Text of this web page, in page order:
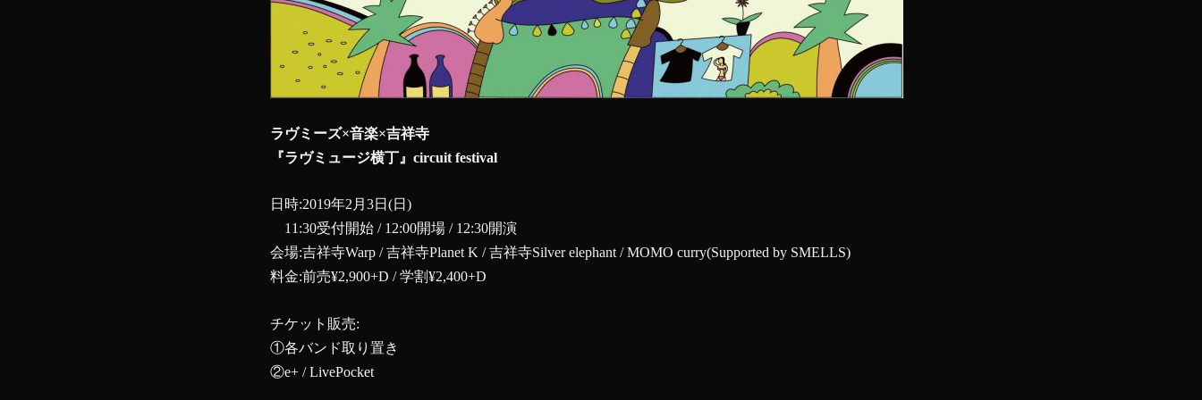
ラヴミーズ×音楽×吉祥寺‬‬‪
『ラヴミュージ横丁』circuit festival
日時:2019年2月3日(日)
11:30受付開始 / 12:00開場 / 12:30開演
会場:吉祥寺Warp / 吉祥寺Planet K / 吉祥寺Silver elephant /‬ MOMO curry(Supported by SMELLS)
料金:‪前売¥2,900+D / 学割¥2,400+D‬
チケット販売:
①各バンド取り置き
②e+ /LivePocket